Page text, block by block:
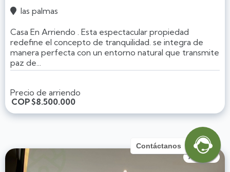
 las palmas
Casa En Arriendo . Esta espectacular propiedad
redefine el concepto de tranquilidad. se integra de
manera perfecta con un entorno natural que transmite
paz de...
Precio de arriendo
COP$8.500.000
Arriendo
Contáctanos